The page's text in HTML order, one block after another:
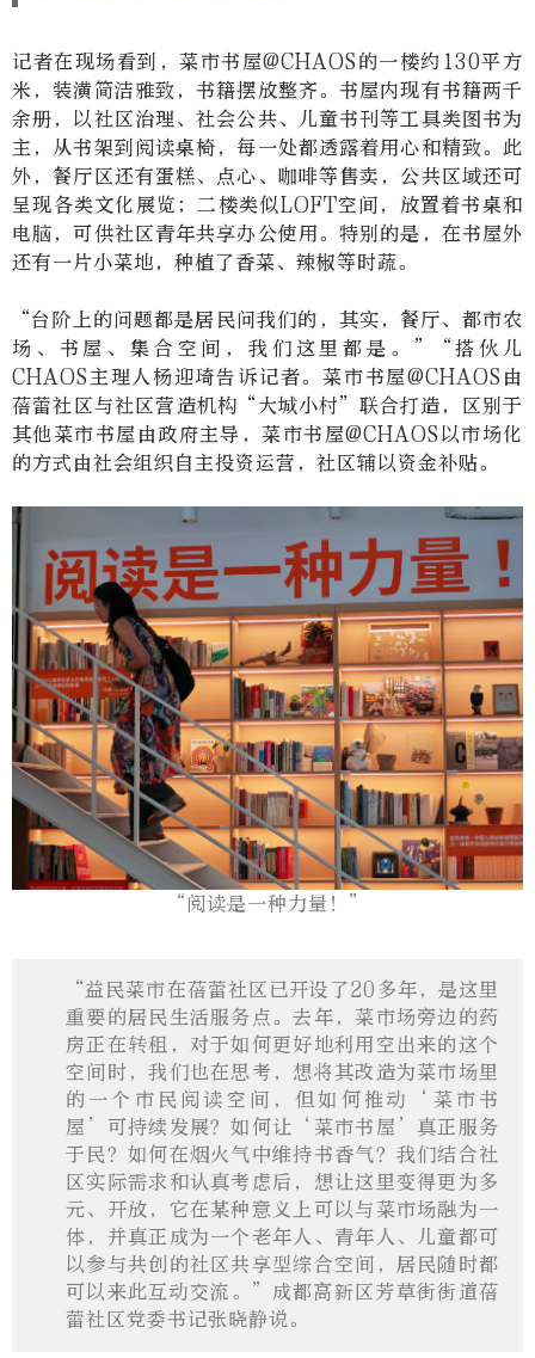
记者在现场看到，菜市书屋@CHAOS 的一楼约 130平方
米，装潢简洁雅致，书籍摆放整齐。书屋内现有书籍两千
余册，以社区治理、社会公共、儿童书刊等工具类图书为
主，从书架到阅读桌椅，每一处都透露着用心和精致。此
外，餐厅区还有蛋糕、点心、咖啡等售卖，公共区域还可
呈现各类文化展览；二楼类似LOFT空间，放置着书桌和
电脑，可供社区青年共享办公使用。特别的是，在书屋外
还有一片小菜地，种植了香菜、辣椒等时蔬。
“台阶上的问题都是居民问我们的，其实，餐厅、都市农
场、书屋、集合空间，我们这里都是。 ”“ 搭伙儿
CHAOS 主理人杨迎琦告诉记者。菜市书屋@CHAOS 由
蓓蕾社区与社区营造机构 “大城小村” 联合打造，区别于
其他菜市书屋由政府主导，菜市书屋@CHAOS 以市场化
的方式由社会组织自主投资运营，社区辅以资金补贴。
“阅读是一种力量！”
“益民菜市在蓓蕾社区已开设了20多年，是这里
重要的居民生活服务点。去年，菜市场旁边的药
房正在转租，对于如何更好地利用空出来的这个
空间时，我们也在思考，想将其改造为菜市场里
的一个市民阅读空间，但如何推动‘菜市书
屋’可持续发展？如何让‘菜市书屋’真正服务
于民？如何在烟火气中维持书香气？我们结合社
区实际需求和认真考虑后，想让这里变得更为多
元、开放，它在某种意义上可以与菜市场融为一
体，并真正成为一个老年人、青年人、儿童都可
以参与共创的社区共享型综合空间，居民随时都
可以来此互动交流。”成都高新区芳草街街道蓓
蕾社区党委书记张晓静说。